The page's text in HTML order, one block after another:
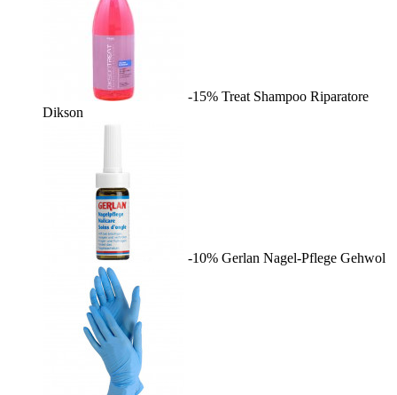
-15% Treat Shampoo Riparatore
Dikson
-10% Gerlan Nagel-Pflege Gehwol